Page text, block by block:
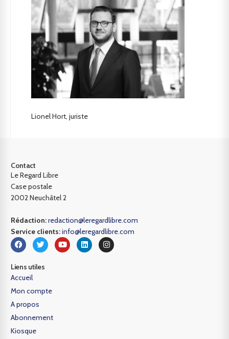
Lionel Hort, juriste
Contact
Le Regard Libre
Case postale
2002 Neuchâtel 2
Rédaction:redaction@leregardlibre.com
Service clients:info@leregardlibre.com
Liens utiles
Accueil
Mon compte
A propos
Abonnement
Kiosque